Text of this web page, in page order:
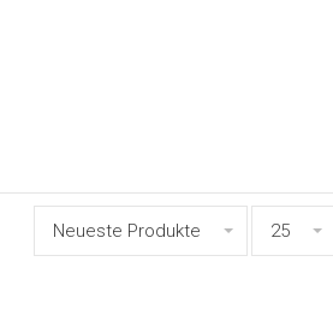
Neueste Produkte 25